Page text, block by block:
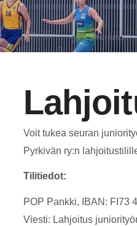
Voit tukea seuran
Pyrkivän ry:n
Tilitiedot:
POP Pankki, IBAN: FI73
Viesti: Lahjoitus